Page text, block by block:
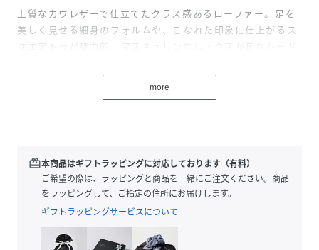
上質なカウレザーで仕立てたクラス感あるローファー。足を
美しく見せる細身のフォルムや、こなれた印象に仕上がるス
クエアトゥが魅力的。マスキュリンなルックスが旬なムード
・イマドキなムードに仕上がるハンサムなルックス
・合わせるスタイルを選ばないシンプルデザイン
・ON/OFFで活躍
MARITAN VERONA(マリタンヴェローナ)
1995年に設立された MARITAN VERONA は、イタリアの工
more
redeem本商品はギフトラッピングに対応しております（有料）
ご希望の際は、ラッピングと商品を一緒にご注文ください。商品
をラッピングして、ご指定の住所にお届けします。
ギフトラッピングサービスについて